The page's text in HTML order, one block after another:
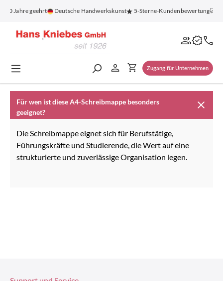
springen
Jahre geehrt Deutsche Handwerkskunst 5-Sterne-Kundenbewertung
Zugang für Unternehmen
Für wen ist diese A4-Schreibmappe besonders
geeignet?
Die Schreibmappe eignet sich für Berufstätige,
Führungskräfte und Studierende, die Wert auf eine
strukturierte und zuverlässige Organisation legen.